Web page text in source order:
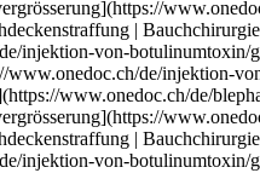
www.onedoc.ch/de/psoriasis-schuppenflechte/genolier), [Pädiatrische Dermatologie](https://www.onedoc.ch/de/padiatrische-dermatologie/genolier)Mehr anzeigen Expertisen:[Akne](https://www.onedoc.ch/de/akne/genolier), [Ekzem](https://www.onedoc.ch/de/ekzem/genolier), [Hautkrebs](https://www.onedoc.ch/de/hautkrebs/genolier), [Psoriasis | Schuppenflechte](https://www.onedoc.ch/de/psoriasis-schuppenflechte/genolier), [Pädiatrische Dermatologie](https://www.onedoc.ch/de/padiatrische-dermatologie/genolier)Mehr anzeigen [![Dr. Daphne Van der Aa -, Spezialistin für ästhetische Medizin in Collonge-Bellerive](https://assets.onedoc.ch/images/users/d2eeb53a5f1918313020057b55b2360ee60427d3db14835c891dd7b3ae505610-small.jpg "Dr. Daphne Van der Aa -, Spezialistin für ästhetische Medizin in Collonge-Bellerive")](https://www.onedoc.ch/de/spezialistin-fur-asthetische-medizin/collonge-bellerive/pc04i/dr-daphne-van-der-aa) ### [Dr. Daphne Van der Aa -](https://www.onedoc.ch/de/spezialistin-fur-asthetische-medizin/collonge-bellerive/pc04i/dr-daphne-van-der-aa) [Spezialistin für ästhetische Medizin](https://www.onedoc.ch/de/spezialist-fur-asthetische-medizin/collonge-bellerive) [LAVY Médical Vésenaz](https://www.onedoc.ch/de/medizinisches-zentrum/collonge-bellerive/ebebn/lavy-medical-vesenaz) Chemin des Rayes 33 1222 Collonge-Bellerive ![Patient mit Pluszeichen, der anzeigt, dass neue Patienten angenommen werden](https://www.onedoc.ch/assets/images/icons/new-patients.svg)Akzeptiert neue Patienten [Termin buchen](https://www.onedoc.ch/de/spezialistin-fur-asthetische-medizin/collonge-bellerive/pc04i/dr-daphne-van-der-aa) [![Dr. Mariem Baroudi, Fachärztin für Allgemeine Innere Medizin in Genf](https://www.onedoc.ch/assets/images/female.png "Dr. Mariem Baroudi, Fachärztin für Allgemeine Innere Medizin in Genf")](https://www.onedoc.ch/de/facharztin-fur-allgemeine-innere-medizin/genf/pl6/dr-mariem-baroudi) ### [Dr. Mariem Baroudi](https://www.onedoc.ch/de/facharztin-fur-allgemeine-innere-medizin/genf/pl6/dr-mariem-baroudi) [Fachärztin für Allgemeine Innere Medizin](https://www.onedoc.ch/de/facharzt-fur-allgemeine-innere-medizin/genf), [Spezialistin für ästhetische Medizin](https://www.onedoc.ch/de/spezialist-fur-asthetische-medizin/genf) Dr. Baroudi Mariem Rue de Lausanne 42 1201 Genf ![Dr. Mariem Baroudi ist bei Réseau Delta angeschlossen](https://assets.onedoc.ch/images/networks/logos/bc7306ac026c686f85d463e96b3cb0053f7de03c9f7a5fae3aa7114a276838ea-small.png) ![Patient mit Pluszeichen, der anzeigt, dass neue Patienten angenommen werden](https://www.onedoc.ch/assets/images/icons/new-patients.svg)Akzeptiert neue Patienten [Termin buchen](https://www.onedoc.ch/de/facharztin-fur-allgemeine-innere-medizin/genf/pl6/dr-mariem-baroudi) [![Dr. Edouard Mas, Spezialist für ästhetische Medizin in Genf](https://assets.onedoc.ch/images/users/af9df9cbd4d812a8e8ba9c0e5fea831b7aac073455ee46d874f18661f97928e9-small.jpg "Dr. Edouard Mas, Spezialist für ästhetische Medizin in Genf")](https://www.onedoc.ch/de/spezialist-fur-asthetische-medizin/genf/pc4n7/dr-edouard-mas) ### [Dr. Edouard Mas](https://www.onedoc.ch/de/spezialist-fur-asthetische-medizin/genf/pc4n7/dr-edouard-mas) ![Abzeichen, das ein verifiziertes Profil kennzeichnet](https://www.onedoc.ch/assets/images/icons/checkmark.svg) [Spezialist für ästhetische Medizin](https://www.onedoc.ch/de/spezialist-fur-asthetische-medizin/genf) [ANAGEN - Genève](https://www.onedoc.ch/de/klinik/genf/ebfks/anagen-geneve) Rue de Lausanne 15 1201 Genf ![Patient mit Pluszeichen, der anzeigt, dass neue Patienten angenommen werden](https://www.onedoc.ch/assets/images/icons/new-patients.svg)Akzeptiert neue Patienten [Termin buchen](https://www.onedoc.ch/de/spezialist-fur-asthetische-medizin/genf/pc4n7/dr-edouard-mas) Expertisen:[Blepharoplastik | Augenlidchirurgie](https://www.onedoc.ch/de/blepharoplastik-augenlidchirurgie/genf), [Behandlung von Pigmentflecken](https://www.onedoc.ch/de/behandlung-von-pigmentflecken/genf), [Behandlung von Narben](https://www.onedoc.ch/de/behandlung-von-narben/genf), [Akne](https://www.onedoc.ch/de/akne/genf), [Peeling](https://www.onedoc.ch/de/peeling/genf), [Hyperhidrose | Übermässiges Schwitzen](https://